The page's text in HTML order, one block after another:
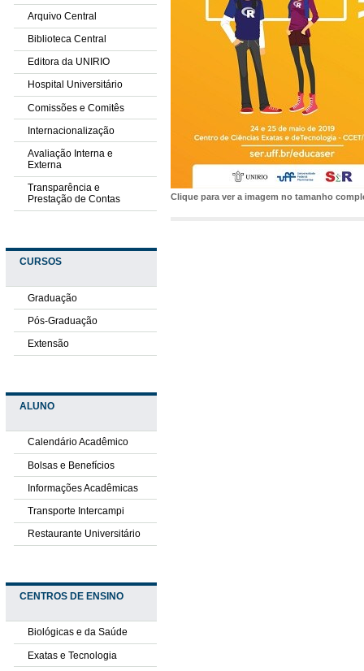
Arquivo Central
Biblioteca Central
Editora da UNIRIO
Hospital Universitário
Comissões e Comitês
Internacionalização
Avaliação Interna e
Externa
Transparência e
Prestação de Contas
CURSOS
Graduação
Pós-Graduação
Extensão
ALUNO
Calendário Acadêmico
Bolsas e Benefícios
Informações Acadêmicas
Transporte Intercampi
Restaurante Universitário
CENTROS DE ENSINO
Biológicas e da Saúde
Exatas e Tecnologia
Clique para ver a imagem no tamanho